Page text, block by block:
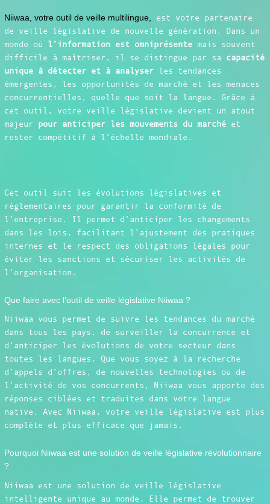
Niiwaa, votre outil de veille multilingue,
est votre partenaire
de veille législative de nouvelle génération. Dans un
monde où l’information est omniprésente mais souvent
difficile à maîtriser, il se distingue par sa capacité
unique à détecter et à analyser les tendances
émergentes, les opportunités de marché et les menaces
concurrentielles, quelle que soit la langue. Grâce à
cet outil, votre veille législative devient un atout
majeur pour anticiper les mouvements du marché et
rester compétitif à l’échelle mondiale.
Cet outil suit les évolutions législatives et
réglementaires pour garantir la conformité de
l’entreprise. Il permet d’anticiper les changements
dans les lois, facilitant l’ajustement des pratiques
internes et le respect des obligations légales pour
éviter les sanctions et sécuriser les activités de
l’organisation.
Que faire avec l’outil de veille législative Niiwaa ?
Niiwaa vous permet de suivre les tendances du marché
dans tous les pays, de surveiller la concurrence et
d’anticiper les évolutions de votre secteur dans
toutes les langues. Que vous soyez à la recherche
d’appels d’offres, de nouvelles technologies ou de
l’activité de vos concurrents, Niiwaa vous apporte des
réponses ciblées et traduites dans votre langue
native. Avec Niiwaa, votre veille législative est plus
complète et plus efficace que jamais.
Pourquoi Niiwaa est une solution de veille législative révolutionnaire
?
Niiwaa est une solution de veille législative
intelligente unique au monde. Elle permet de trouver